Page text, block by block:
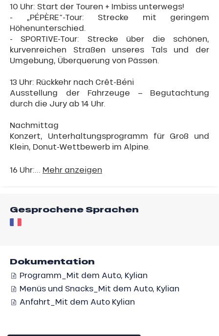
10 Uhr: Start der Touren + Imbiss unterwegs!
- „PÉPÈRE“-Tour: Strecke mit geringem
Höhenunterschied.
- SPORTIVE-Tour: Strecke über die schönen,
kurvenreichen Straßen unseres Tals und der
Umgebung, Überquerung von Pässen.
13 Uhr: Rückkehr nach Crêt-Béni
Ausstellung der Fahrzeuge – Begutachtung
durch die Jury ab 14 Uhr.
Nachmittag
Konzert, Unterhaltungsprogramm für Groß und
Klein, Donut-Wettbewerb im Alpine.
16 Uhr:... Mehr anzeigen
Gesprochene Sprachen
Dokumentation
Programm_Mit dem Auto, Kylian
Menüs und Snacks_Mit dem Auto, Kylian
Anfahrt_Mit dem Auto Kylian